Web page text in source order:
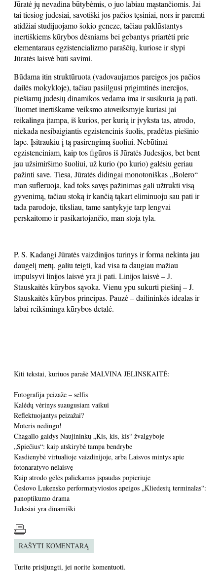
Jūratė jų nevadina būtybėmis, o juo labiau mąstančiomis. Jai
tai tiesiog judesiai, savotiški jos pačios tęsiniai, nors ir paremti
atidžiai studijuojamo šokio geneze, tačiau paklūstantys
inertiškiems kūrybos dėsniams bei gebantys priartėti prie
elementaraus egzistencializmo paraščių, kuriose ir slypi
Jūratės laisvė būti savimi.
Būdama itin struktūruota (vadovaujamos pareigos jos pačios
dailės mokykloje), tačiau pasiilgusi prigimtinės inercijos,
piešiamų judesių dinamikos vedama ima ir susikuria ją pati.
Tuomet inertiškame veiksmo atoveiksmyje kuriasi jai
reikalinga įtampa, iš kurios, per kurią ir įvyksta tas, atrodo,
niekada nesibaigiantis egzistencinis šuolis, pradėtas piešinio
lape. Įsitraukiu į tą pasirengimą šuoliui. Nebūtinai
egzistenciniam, kaip tos figūros iš Jūratės Judesijos, bet bent
jau užsimiršimo šuoliui, už kurio (po kurio) galėsiu geriau
pažinti save. Tiesa, Jūratės didingai monotoniškas „Bolero“
man sufleruoja, kad toks savęs pažinimas gali užtrukti visą
gyvenimą, tačiau stoką ir kančią tąkart eliminuoju sau pati ir
tada parodoje, tiksliau, tame santykyje tarp lengvai
perskaitomo ir pasikartojančio, man stoja tyla.
P. S. Kadangi Jūratės vaizdinijos turinys ir forma nekinta jau
daugelį metų, galiu teigti, kad visa ta daugiau mažiau
impulsyvi linijos laisvė yra ji pati. Linijos laisvė – J.
Stauskaitės kūrybos sąvoka. Vienu ypu sukurti piešinį – J.
Stauskaitės kūrybos principas. Pauzė – dailininkės idealas ir
labai reikšminga kūrybos detalė.
Kiti tekstai, kuriuos parašė MALVINA JELINSKAITĖ:
Fotografija peizaže – selfis
Kalėdų vėrinys suaugusiam vaikui
Reflektuojantys peizažai?
Moteris nedingo!
Chagallo gaidys Naujininkų „Kis, kis, kis“ žvalgyboje
„Spiečius“: kaip atskirybė tampa bendrybe
Kasdienybė virtualioje vaizdinijoje, arba Laisvos mintys apie
fotonaratyvo nelaisvę
Kaip atrodo gėlės paliekamas įspaudas popieriuje
Česlovo Lukensko performatyviosios apeigos „Kliedesių terminalas“:
panoptikumo drama
Judesiai yra dinamiški
RAŠYTI KOMENTARĄ
Turite prisijungti, jei norite komentuoti.